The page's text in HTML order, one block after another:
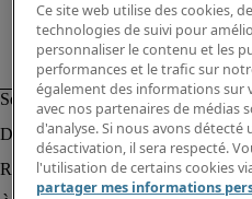
Ce site web utilise des cookies,
technologies de suivi pour
personnaliser le contenu et les
performances et le trafic sur
également des informations
avec nos partenaires de médias
d'analyse. Si nous avons
désactivation, il sera respecté.
l'utilisation de certains cookies
partager mes informations